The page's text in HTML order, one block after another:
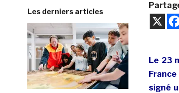
Les derniers articles
Le 23
signé